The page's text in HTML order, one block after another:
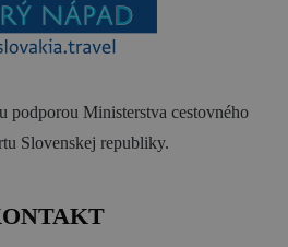
podporou Ministerstva cestovného
Slovenskej republiky.